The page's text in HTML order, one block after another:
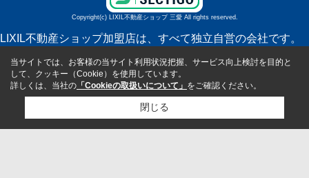
Copyright(c) LIXIL不動産ショップ 三愛 All rights reserved.
LIXIL不動産ショップ加盟店は、すべて独立自営の会社です。
当サイトでは、お客様の当サイト利用状況把握、サービス向上検討を目的と
して、クッキー（Cookie）を使用しています。
詳しくは、当社の 「Cookieの取扱いについて」 をご確認ください。
閉じる